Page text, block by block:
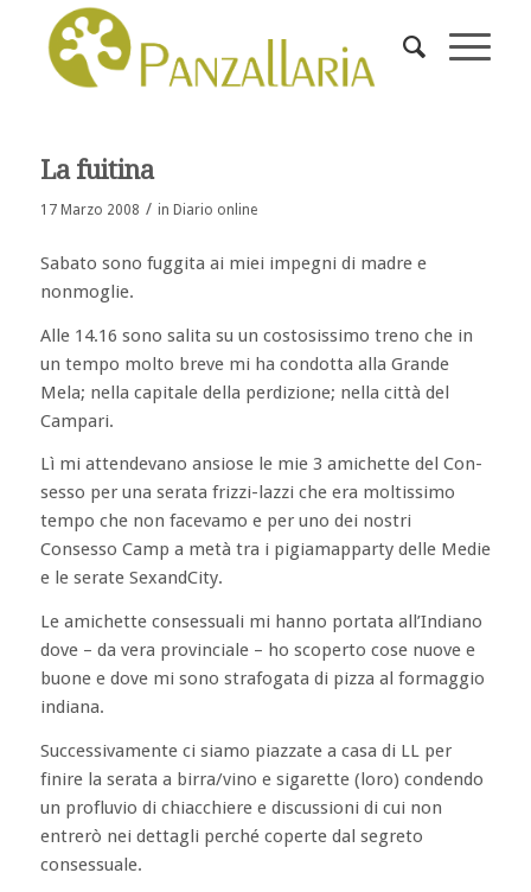
La fuitina
17 Marzo 2008 / in Diario online
Sabato sono fuggita ai miei impegni di madre e
nonmoglie.
Alle 14.16 sono salita su un costosissimo treno che in
un tempo molto breve mi ha condotta alla Grande
Mela; nella capitale della perdizione; nella città del
Campari.
Lì mi attendevano ansiose le mie 3 amichette del Con-
sesso per una serata frizzi-lazzi che era moltissimo
tempo che non facevamo e per uno dei nostri
Consesso Camp a metà tra i pigiamapparty delle Medie
e le serate SexandCity.
Le amichette consessuali mi hanno portata all’Indiano
dove – da vera provinciale – ho scoperto cose nuove e
buone e dove mi sono strafogata di pizza al formaggio
indiana.
Successivamente ci siamo piazzate a casa di LL per
finire la serata a birra/vino e sigarette (loro) condendo
un profluvio di chiacchiere e discussioni di cui non
entrerò nei dettagli perché coperte dal segreto
consessuale.